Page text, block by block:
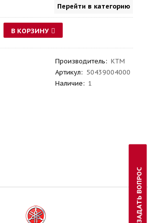
Перейти в категорию
В КОРЗИНУ
Производитель: KTM
Артикул: 50439004000
Наличие: 1
ЗАДАТЬ ВОПРОС